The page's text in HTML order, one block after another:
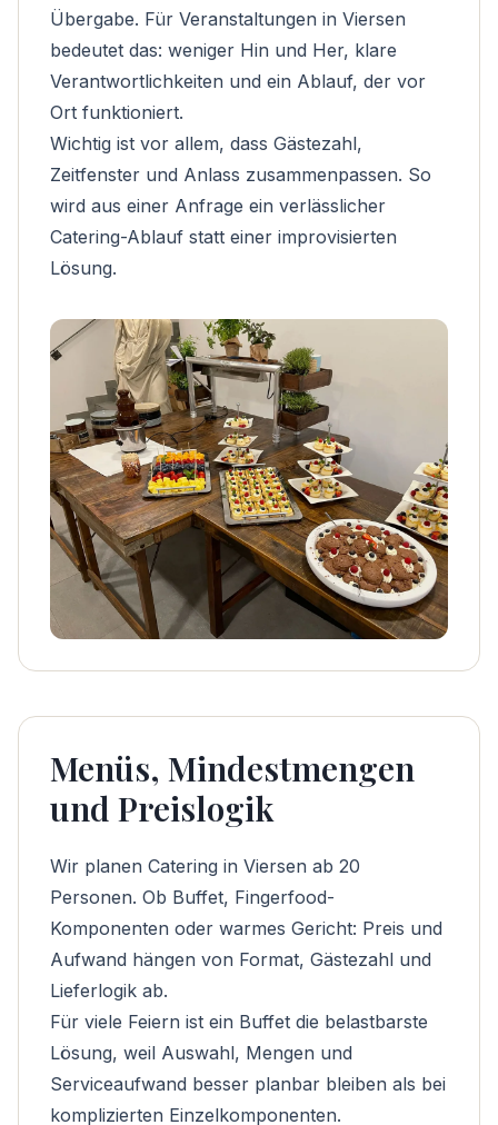
Übergabe. Für Veranstaltungen in Viersen
bedeutet das: weniger Hin und Her, klare
Verantwortlichkeiten und ein Ablauf, der vor
Ort funktioniert.
Wichtig ist vor allem, dass Gästezahl,
Zeitfenster und Anlass zusammenpassen. So
wird aus einer Anfrage ein verlässlicher
Catering-Ablauf statt einer improvisierten
Lösung.
Menüs, Mindestmengen
und Preislogik
Wir planen Catering in Viersen ab 20
Personen. Ob Buffet, Fingerfood-
Komponenten oder warmes Gericht: Preis und
Aufwand hängen von Format, Gästezahl und
Lieferlogik ab.
Für viele Feiern ist ein Buffet die belastbarste
Lösung, weil Auswahl, Mengen und
Serviceaufwand besser planbar bleiben als bei
komplizierten Einzelkomponenten.